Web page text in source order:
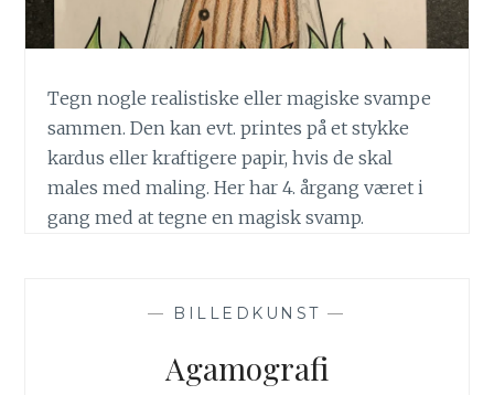
Tegn nogle realistiske eller magiske svampe
sammen. Den kan evt. printes på et stykke
kardus eller kraftigere papir, hvis de skal
males med maling. Her har 4. årgang været i
gang med at tegne en magisk svamp.
— BILLEDKUNST —
Agamografi